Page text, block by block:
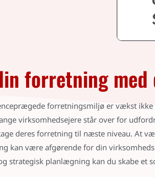
forretning
forretningsmiljø er vækst ikke
virksomhedsejere står over for
deres forretning til næste niveau. At
kan være afgørende for din
strategisk planlægning kan du skabe et